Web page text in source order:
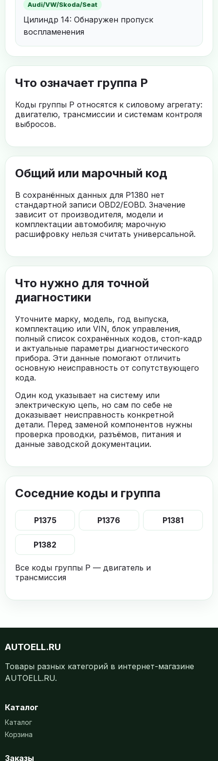
Audi/VW/Skoda/Seat
Цилиндр 14: Обнаружен пропуск
воспламенения
Что означает группа P
Коды группы P относятся к силовому агрегату:
двигателю, трансмиссии и системам контроля
выбросов.
Общий или марочный код
В сохранённых данных для P1380 нет
стандартной записи OBD2/EOBD. Значение
зависит от производителя, модели и
комплектации автомобиля; марочную
расшифровку нельзя считать универсальной.
Что нужно для точной
диагностики
Уточните марку, модель, год выпуска,
комплектацию или VIN, блок управления,
полный список сохранённых кодов, стоп-кадр
и актуальные параметры диагностического
прибора. Эти данные помогают отличить
основную неисправность от сопутствующего
кода.
Один код указывает на систему или
электрическую цепь, но сам по себе не
доказывает неисправность конкретной
детали. Перед заменой компонентов нужны
проверка проводки, разъёмов, питания и
данные заводской документации.
Соседние коды и группа
P1375 P1376 P1381
P1382
Все коды группы P — двигатель и
трансмиссия
AUTOELL.RU
Товары разных категорий в интернет-магазине
AUTOELL.RU.
Каталог
Каталог
Корзина
Заказы